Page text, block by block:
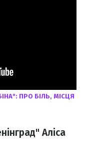
ПРО БІЛЬ, МІСЦЯ
Аліса